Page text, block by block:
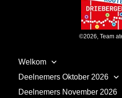
©2026, Team
Welkom
Deelnemers Oktober 2026
Deelnemers November 2026